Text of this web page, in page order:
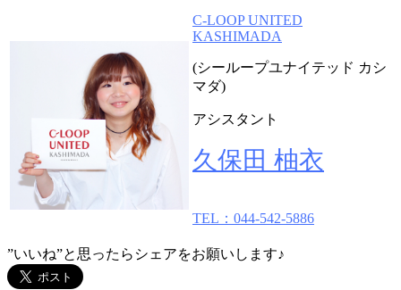
C-LOOP UNITED
KASHIMADA
(シーループユナイテッド カシ
マダ)
アシスタント
久保田 柚衣
TEL：044-542-5886
”いいね”と思ったらシェアをお願いします♪